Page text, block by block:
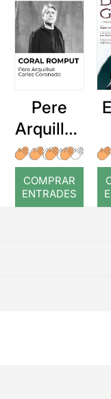
Pere
Arquillué
: Coral
romput
COMPRAR
ENTRADES